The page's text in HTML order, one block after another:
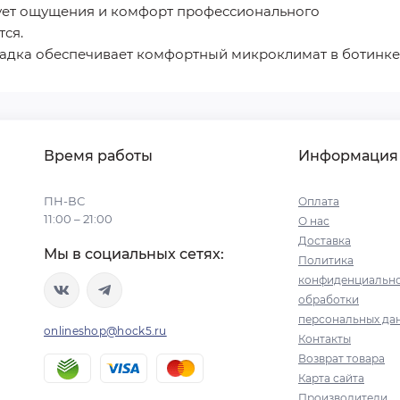
ощущения и комфорт профессионального
обеспечивает комфортный микроклимат в
Время работы
ПН-ВС
11:00 – 21:00
Мы в социальных сетях:
onlineshop@hock5.ru
Информация
Оплата
О нас
Доставка
Политика
обработки
персональных
Контакты
Возврат товара
Карта сайта